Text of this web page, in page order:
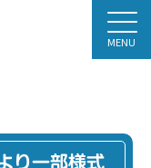
り一部様式